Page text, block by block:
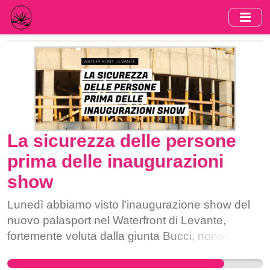
Skip
main
La sicurezza delle persone
prima delle inaugurazioni
show
Lunedì abbiamo visto l’inaugurazione show del
nuovo palasport nel Waterfront di Levante,
fortemente voluta dalla giunta Bucci, nonostante
sua giunta avevano fretta di avere qualche bella